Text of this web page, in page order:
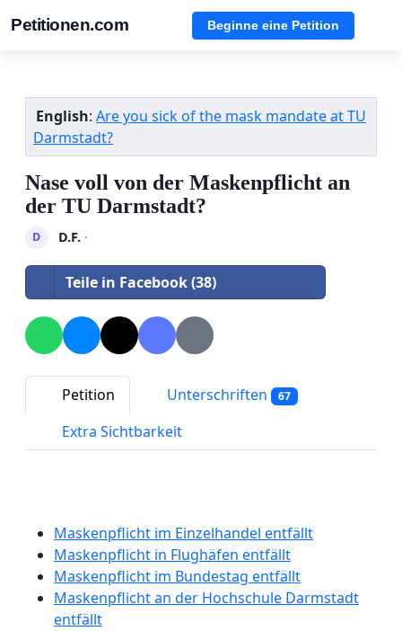
Petitionen.com Beginne eine Petition
English:Are you sick of the mask mandate at TU
Darmstadt?
Nase voll von der Maskenpflicht an
der TU Darmstadt?
D D.F.·
Teile in Facebook (38)
Petition Unterschriften 67
Extra Sichtbarkeit
Maskenpflicht im Einzelhandel entfällt
Maskenpflicht in Flughäfen entfällt
Maskenpflicht im Bundestag entfällt
Maskenpflicht an der Hochschule Darmstadt
entfällt